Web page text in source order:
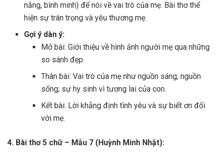
nắng, bình minh) để nói về vai trò của mẹ. Bài thơ thể
hiện sự trân trọng và yêu thương mẹ.
Gợi ý dàn ý:
Mở bài: Giới thiệu về hình ảnh người mẹ qua những
so sánh đẹp.
Thân bài: Vai trò của mẹ như nguồn sáng, nguồn
sống; sự hy sinh vì tương lai của con.
Kết bài: Lời khẳng định tình yêu và sự biết ơn đối
với mẹ.
4. Bài thơ 5 chữ – Mẫu 7 (Huỳnh Minh Nhật):